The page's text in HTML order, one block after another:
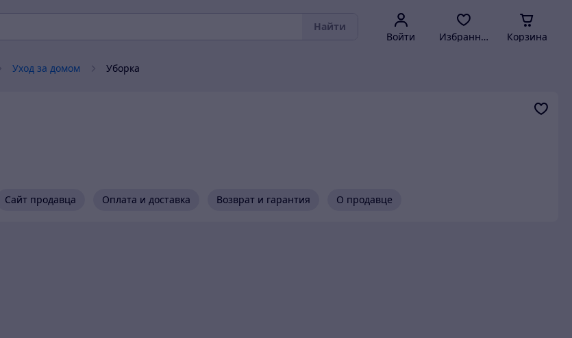
Найти
Войти Избранное Корзина
Уход за домом Уборка
Сайт продавца Оплата и доставка Возврат и гарантия О продавце